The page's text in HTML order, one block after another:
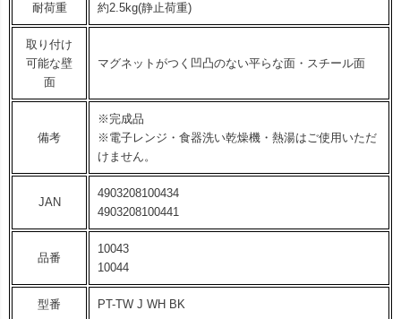
耐荷重 約2.5kg(静止荷重)
取り付け
可能な壁
面
マグネットがつく凹凸のない平らな面・スチール面
備考
※完成品
※電子レンジ・食器洗い乾燥機・熱湯はご使用いただ
けません。
JAN
4903208100434
4903208100441
品番
10043
10044
型番 PT-TW J WH BK